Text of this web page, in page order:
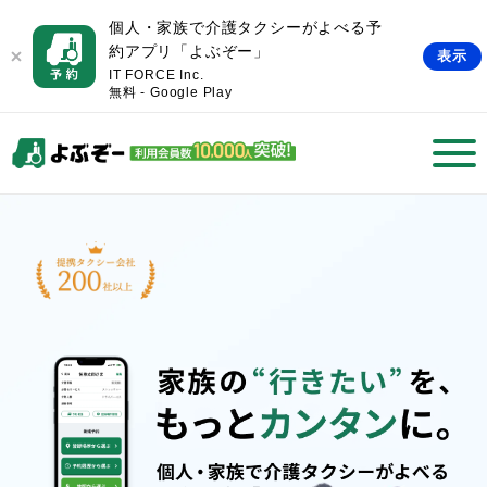
個人・家族で介護タクシーがよべる予
約アプリ「よぶぞー」
IT FORCE Inc.
無料 - Google Play
表示